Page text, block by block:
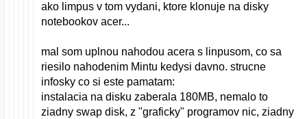
ako limpus v tom vydani, ktore klonuje na disky
notebookov acer...
mal som uplnou nahodou acera s linpusom, co sa
riesilo nahodenim Mintu kedysi davno. strucne
infosky co si este pamatam:
instalacia na disku zaberala 180MB, nemalo to
ziadny swap disk, z "graficky" programov nic, ziadny